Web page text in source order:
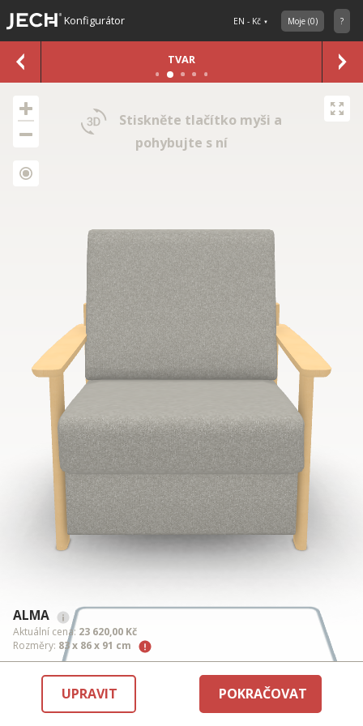
Konfigurátor EN - Kč Moje (0) ?
TVAR
ALMA
Aktuální cena: 23 620,00 Kč
Rozměry: 83 x 86 x 91 cm
Stiskněte tlačítko myši a
pohybujte s ní
UPRAVIT POKRAČOVAT